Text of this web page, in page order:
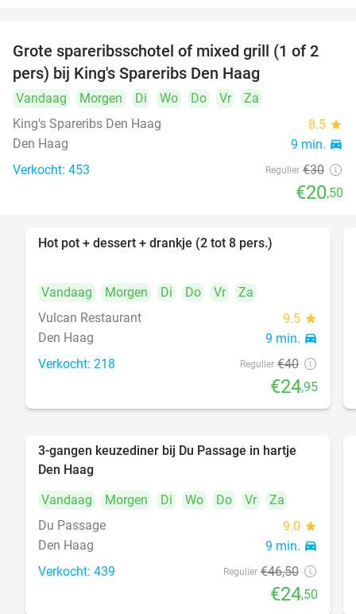
32%
Grote spareribsschotel of mixed grill (1 of 2
pers) bij King's Spareribs Den Haag
Vandaag Morgen Di Wo Do Vr
Za
King's Spareribs Den Haag
8.5 star
Den Haag 9 min. directions_car
Verkocht: 453 Regulier €30
€20,50
Hot pot + dessert + drankje (2 tot 8 pers.)
Vandaag Morgen Di Do Vr
Za
Vulcan Restaurant
9.5 star
Den Haag 9 min. directions_car
Verkocht: 218 Regulier €40
€24,95
47%
3-gangen keuzediner bij Du Passage in hartje
Den Haag
Vandaag
Morgen Di Wo Do Vr
Za
Du Passage
9.0 star
Den Haag 9 min. directions_car
Verkocht: 439 Regulier €46,50
€24,50